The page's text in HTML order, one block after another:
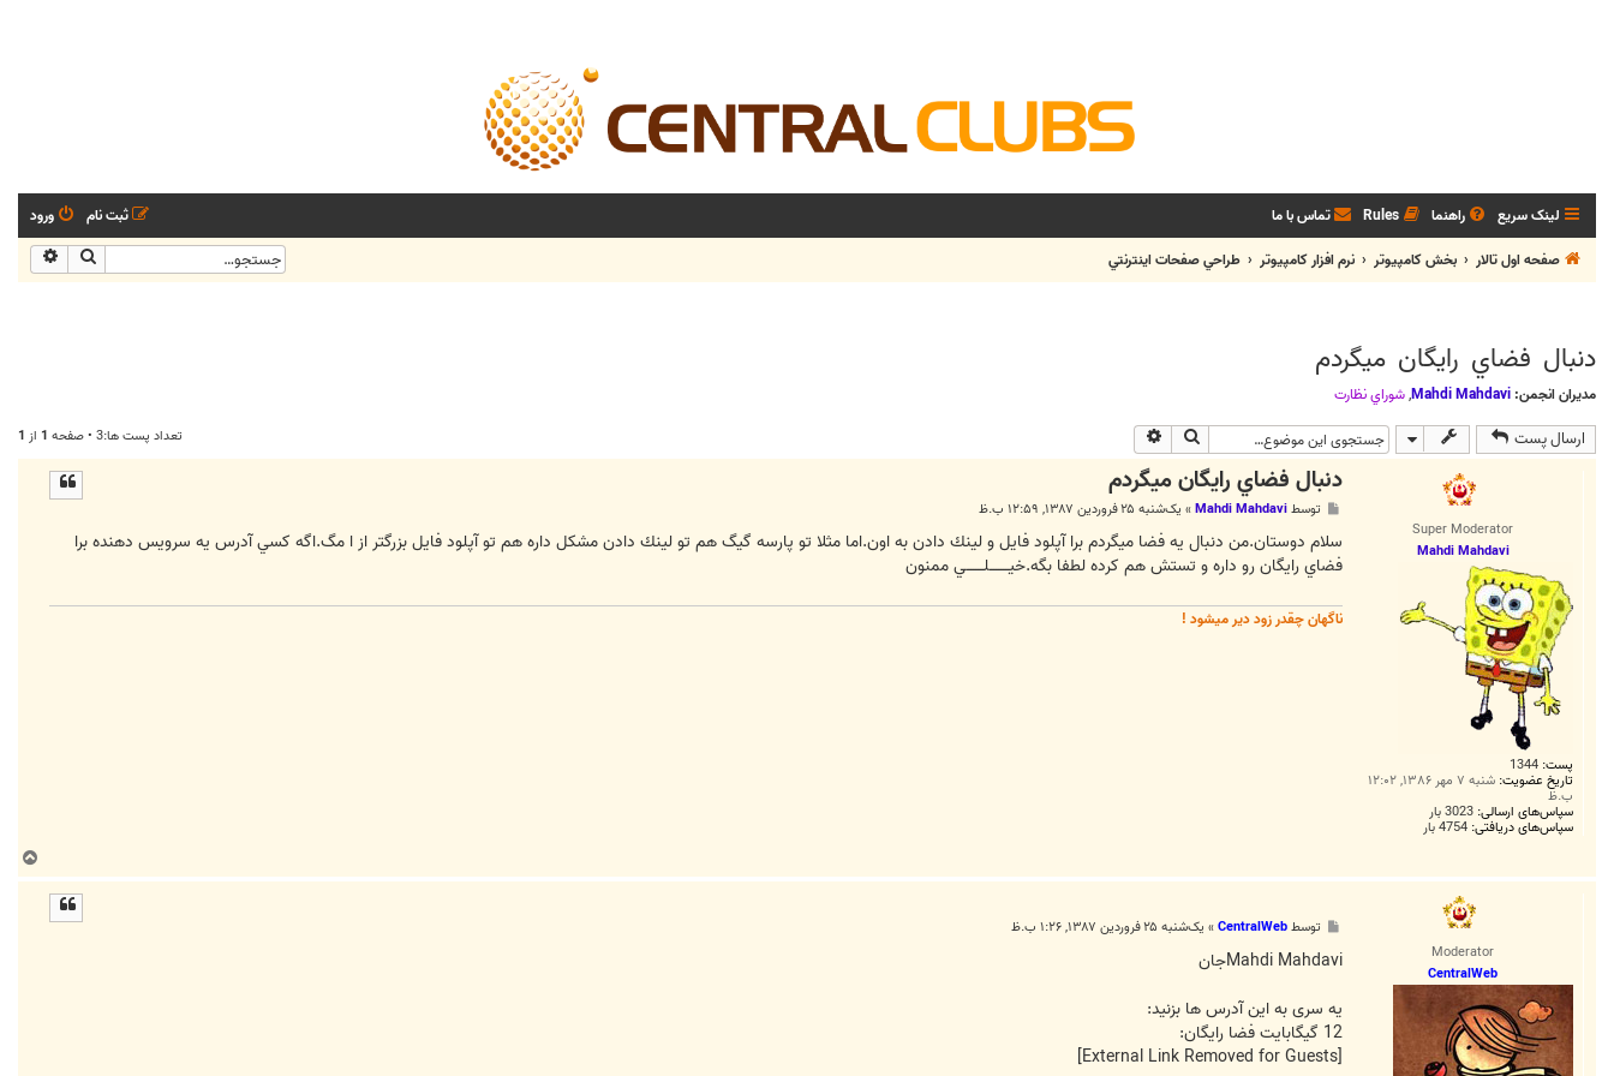
لینک سریع راهنما Rules تماس با ما ورود
ثبت نام
صفحه اول تالار
بخش كامپيوتر نرم افزار كامپيوتر طراحي صفحات اينترنتي جستجو
دنبال فضاي رايگان ميگردم
مدیران انجمن: Mahdi Mahdavi
,شوراي نظارت
ارسال پست جستجو تعداد پست ها:3 • صفحه 1 از 1
Super Moderator
Mahdi Mahdavi
پست: 1344
تاریخ عضویت: شنبه ۷ مهر ۱۳۸۶, ۱۲:۰۲
ب.ظ
سپاس‌های ارسالی: 3023 بار
سپاس‌های دریافتی: 4754 بار
دنبال فضاي رايگان ميگردم
ت
توسطMahdi Mahdavi
» یک‌شنبه ۲۵ فروردین ۱۳۸۷, ۱۲:۵۹ ب.ظ
سلام دوستان.من دنبال يه فضا ميگردم برا آپلود فايل و لينك دادن به اون.اما مثلا تو پارسه گيگ هم تو لينك دادن مشكل داره هم تو آپلود فايل بزرگتر از ا مگ.اگه كسي آدرس يه سرويس دهنده برا
فضاي رايگان رو داره و تستش هم كرده لطفا بگه.خيــــــــلـــــــي ممنون
ناگهان چقدر زود دیر میشود !
ا
Moderator
CentralWeb
ت
توسطCentralWeb
» یک‌شنبه ۲۵ فروردین ۱۳۸۷, ۱:۲۶ ب.ظ
Mahdi Mahdaviجان
یه سری به این آدرس ها بزنید:
12 گیگابایت فضا رایگان:
[External Link Removed for Guests]